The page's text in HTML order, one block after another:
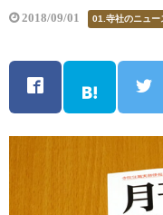
2018/09/01 01.寺社のニュー